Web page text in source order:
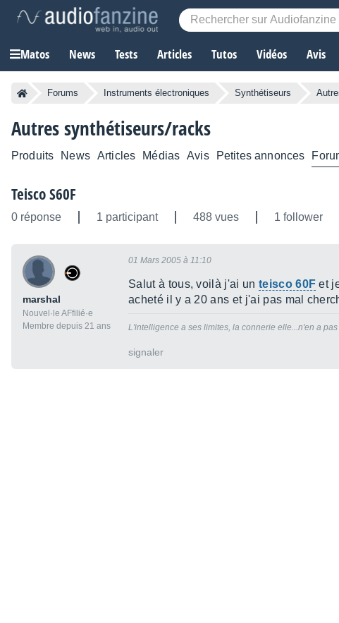
Matos News Tests Articles Tutos Vidéos Avis
Forums Instruments électroniques Synthétiseurs
Autres synthétiseurs/racks
Produits News Articles Médias Avis Petites annonces
Teisco S60F
0 réponse 1 participant 488 vues 1 follower
marshal
Nouvel·le AFfilié·e
Membre depuis 21 ans
01 Mars 2005 à 11:10
Salut à tous, voilà j'ai un teisco 60F et
acheté il y a 20 ans et j'ai pas mal
L'intelligence a ses limites, la connerie elle...n'en a pas
signaler